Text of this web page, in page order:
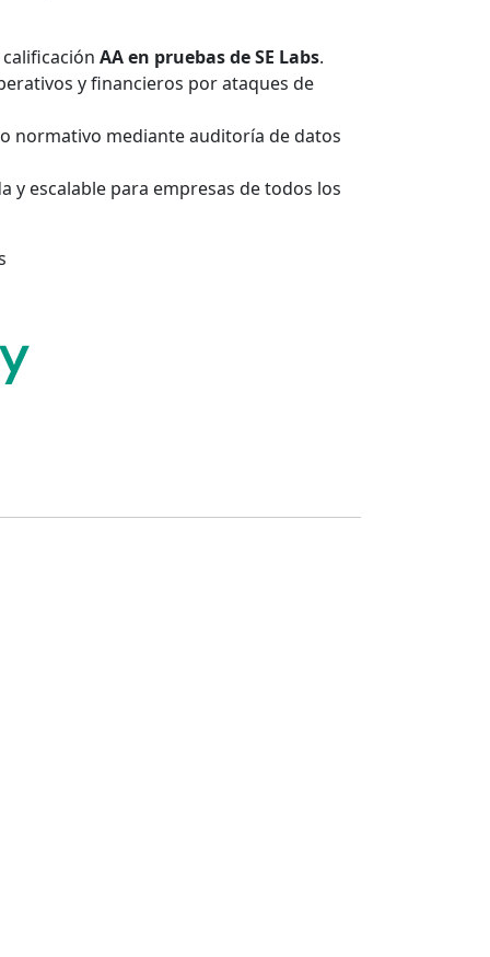
AA en pruebas de SE Labs.
y financieros por ataques de
normativo mediante auditoría de datos
y escalable para empresas de todos los